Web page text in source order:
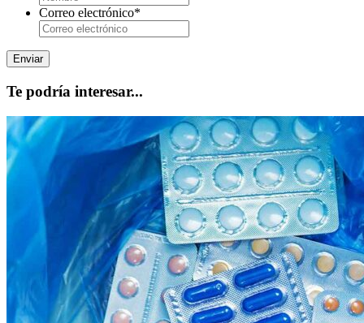
Correo electrónico*
Te podría interesar...